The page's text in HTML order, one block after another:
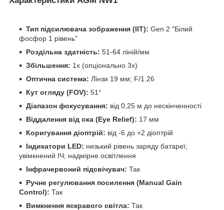
Тип підсилювача зображення (IIT): Gen 2 "Білий
фосфор 1 рівень"
Роздільна здатність: 51-64 ліній/мм
Збільшення: 1x (опціонально 3x)
Оптична система: Лінзи 19 мм; F/1.26
Кут огляду (FOV): 51°
Діапазон фокусування: від 0,25 м до нескінченності
Віддалення від ока (Eye Relief): 17 мм
Коригування діоптрій: від -6 до +2 діоптрій
Індикатори LED: низький рівень заряду батареї;
увімкнений ІЧ; надмірне освітлення
Інфрачервоний підсвічувач: Так
Ручне регулювання посилення (Manual Gain
Control): Так
Вимкнення яскравого світла: Так